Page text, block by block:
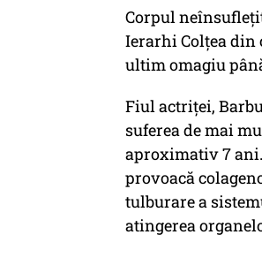
Corpul
Ierarhi Colţea din
ultim omagiu
Fiul actriţei,
suferea de mai
aproximativ 7
provoacă
tulburare a
atingerea